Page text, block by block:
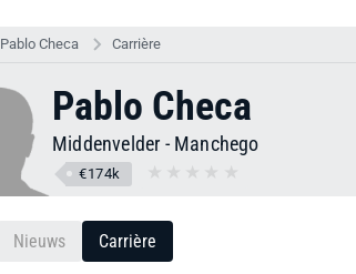
Pablo Checa Carrière
Pablo Checa
Middenvelder - Manchego
€174k
Nieuws Carrière